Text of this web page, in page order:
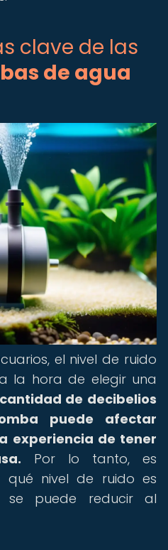
clave de las
de agua
el nivel de ruido
la hora de elegir una
de decibelios
puede afectar
experiencia de tener
Por lo tanto, es
qué nivel de ruido es
puede reducir al